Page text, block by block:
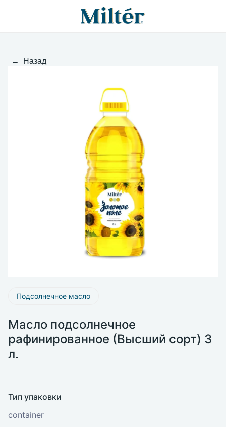
← Назад
Подсолнечное масло
Масло подсолнечное
рафинированное (Высший сорт) 3
л.
Тип упаковки
container